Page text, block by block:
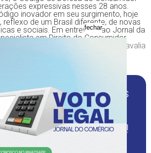
expressivas nesses 28 anos.
inovador em seu surgimento, hoje
de um Brasil diferente, de novas
e sociais. Em entrevista ao Jornal da
em Direito do Consumidor
necessidade dessas alterações e avalia
o tema.
lendo este e outros
sérios e de
credibilidade?
Digital com desconto!
fechar